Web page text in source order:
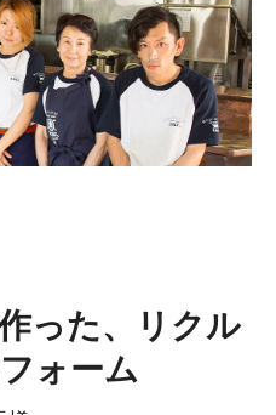
った、リクル
ォーム